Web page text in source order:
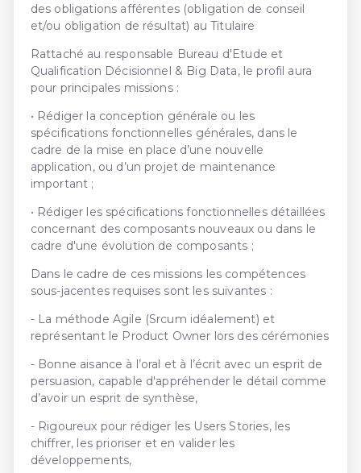
des obligations afférentes (obligation de conseil
et/ou obligation de résultat) au Titulaire
Rattaché au responsable Bureau d'Etude et
Qualification Décisionnel & Big Data, le profil aura
pour principales missions :
• Rédiger la conception générale ou les
spécifications fonctionnelles générales, dans le
cadre de la mise en place d’une nouvelle
application, ou d’un projet de maintenance
important ;
• Rédiger les spécifications fonctionnelles détaillées
concernant des composants nouveaux ou dans le
cadre d'une évolution de composants ;
Dans le cadre de ces missions les compétences
sous-jacentes requises sont les suivantes :
- La méthode Agile (Srcum idéalement) et
représentant le Product Owner lors des cérémonies
- Bonne aisance à l’oral et à l’écrit avec un esprit de
persuasion, capable d'appréhender le détail comme
d’avoir un esprit de synthèse,
- Rigoureux pour rédiger les Users Stories, les
chiffrer, les prioriser et en valider les
développements,